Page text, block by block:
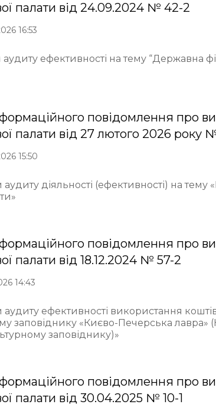
палати від 24.09.2024 № 42-2
16:53
аудиту ефективності на тему “Державна
повідомлення про
палати від 27 лютого 2026 року
15:50
діяльності (ефективності) на тему
повідомлення про
палати від 18.12.2024 № 57-2
14:43
аудиту ефективності використання
заповіднику «Києво-Печерська лавра»
заповіднику)»
повідомлення про
палати від 30.04.2025 № 10-1